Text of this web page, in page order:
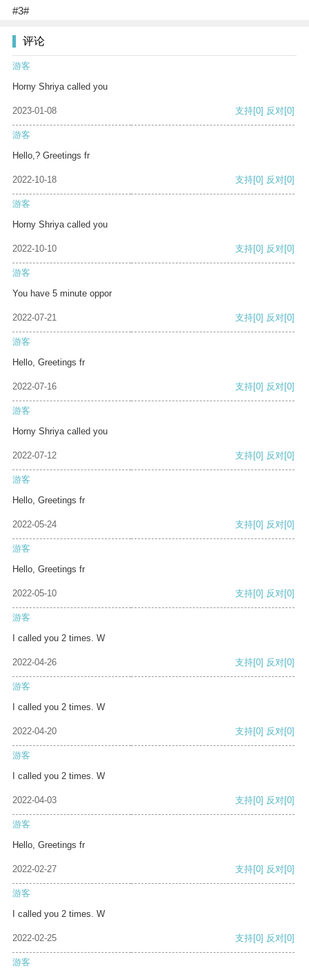
#3#
评论
游客
Horny Shriya called you
2023-01-08 支持[0] 反对[0]
游客
Hello,? Greetings fr
2022-10-18 支持[0] 反对[0]
游客
Horny Shriya called you
2022-10-10 支持[0] 反对[0]
游客
You have 5 minute oppor
2022-07-21 支持[0] 反对[0]
游客
Hello, Greetings fr
2022-07-16 支持[0] 反对[0]
游客
Horny Shriya called you
2022-07-12 支持[0] 反对[0]
游客
Hello, Greetings fr
2022-05-24 支持[0] 反对[0]
游客
Hello, Greetings fr
2022-05-10 支持[0] 反对[0]
游客
I called you 2 times. W
2022-04-26 支持[0] 反对[0]
游客
I called you 2 times. W
2022-04-20 支持[0] 反对[0]
游客
I called you 2 times. W
2022-04-03 支持[0] 反对[0]
游客
Hello, Greetings fr
2022-02-27 支持[0] 反对[0]
游客
I called you 2 times. W
2022-02-25 支持[0] 反对[0]
游客